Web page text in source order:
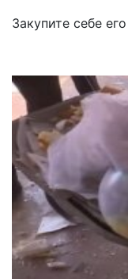
Закупите себе